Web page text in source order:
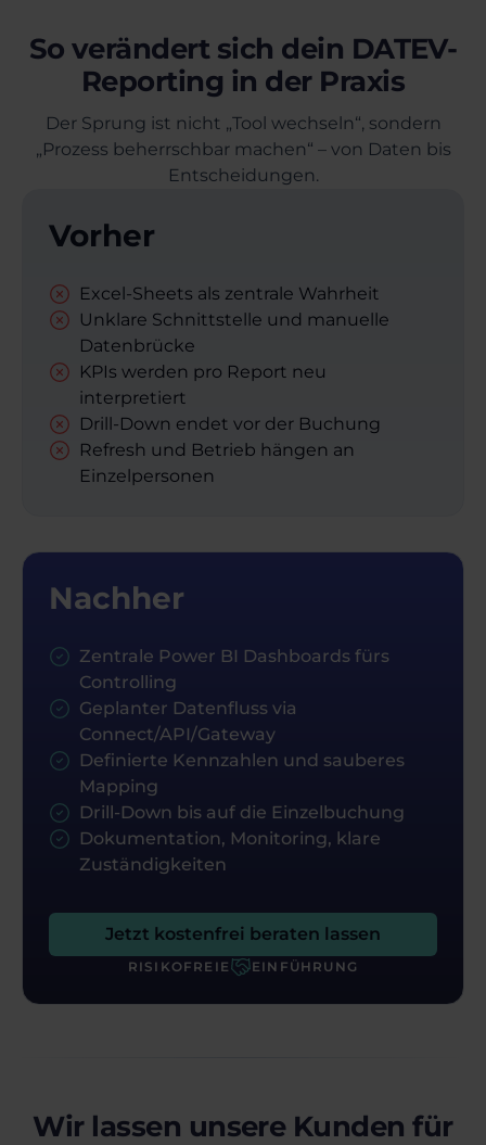
So verändert sich dein DATEV-
Reporting in der Praxis
Der Sprung ist nicht „Tool wechseln“, sondern
„Prozess beherrschbar machen“ – von Daten bis
Entscheidungen.
Vorher
Excel-Sheets als zentrale Wahrheit
Unklare Schnittstelle und manuelle
Datenbrücke
KPIs werden pro Report neu
interpretiert
Drill-Down endet vor der Buchung
Refresh und Betrieb hängen an
Einzelpersonen
Nachher
Zentrale Power BI Dashboards fürs
Controlling
Geplanter Datenfluss via
Connect/API/Gateway
Definierte Kennzahlen und sauberes
Mapping
Drill-Down bis auf die Einzelbuchung
Dokumentation, Monitoring, klare
Zuständigkeiten
Jetzt kostenfrei beraten lassen
RISIKOFREIE EINFÜHRUNG
Wir lassen unsere Kunden für